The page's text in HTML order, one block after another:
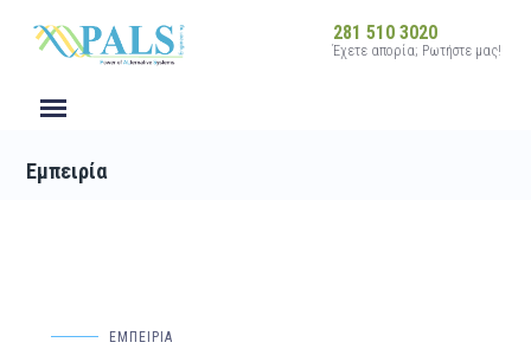
281 510 3020
Έχετε απορία; Ρωτήστε μας!
Εμπειρία
ΕΜΠΕΙΡΙΑ